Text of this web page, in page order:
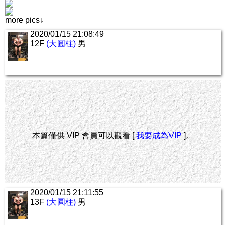
more pics↓
2020/01/15 21:08:49
12F (大圓柱) 男
本篇僅供 VIP 會員可以觀看 [我要成為VIP]。
2020/01/15 21:11:55
13F (大圓柱) 男